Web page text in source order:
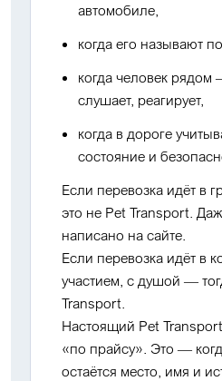
автомобиле,
когда его называют
когда человек рядом
слушает, реагирует,
когда в дороге
состояние и
Если перевозка идёт в
это не Pet Transport.
написано на сайте.
Если перевозка идёт в
участием, с душой —
Transport.
Настоящий Pet
«по прайсу». Это —
остаётся место, имя и